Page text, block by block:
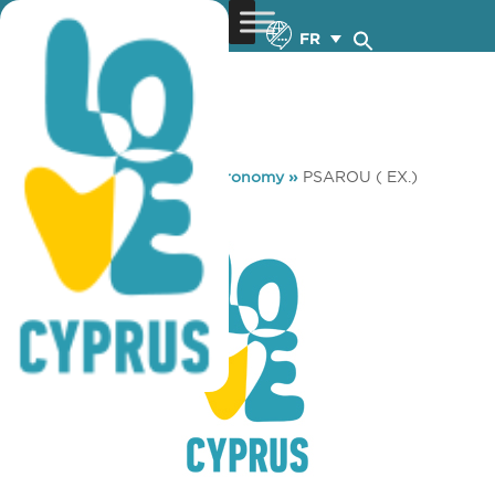
FR
You are here: Home »Gastronomy» PSAROU ( EX.)
PSAROU ( EX.)